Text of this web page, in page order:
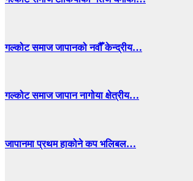
गल्कोट समाज जापानको नवौँ केन्द्रीय…
गल्कोट समाज जापान नागोया क्षेत्रीय…
जापानमा प्रथम हाकोने कप भलिबल…